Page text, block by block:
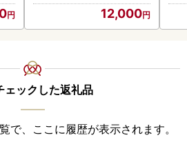
12,000
ェックした返礼品
で、ここに履歴が表示されます。